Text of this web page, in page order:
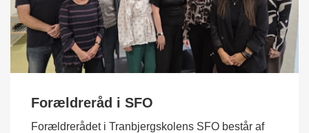
Forældreråd i SFO
Forældrerådet i Tranbjergskolens SFO består af